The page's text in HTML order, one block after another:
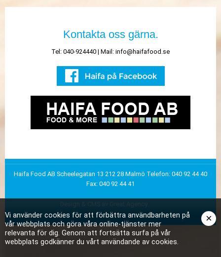
Vi använder cookies för att förbättra användbarheten på
vår webbplats och göra våra online-tjänster mer
relevanta för dig. Genom att fortsätta surfa på vår
webbplats godkänner du vårt användande av cookies.
×
Kontakta oss gärna.
Tel: 040-924440 | Mail: info@haifafood.se
Haifa Food AB Scheelegatan 13 212 28 Malmö Telefon: 040 92 44 40
Fax: 040 92 44 41
Design & CMS av Great Agency